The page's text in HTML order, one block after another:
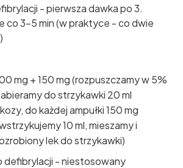
- pierwsza dawka po 3.
co 3-5 min (w praktyce - co dwie
mg + 150 mg (rozpuszczamy w 5%
do strzykawki 20 ml
do każdej ampułki 150 mg
10 ml, mieszamy i
lek do strzykawki)
defibrylacji - niestosowany